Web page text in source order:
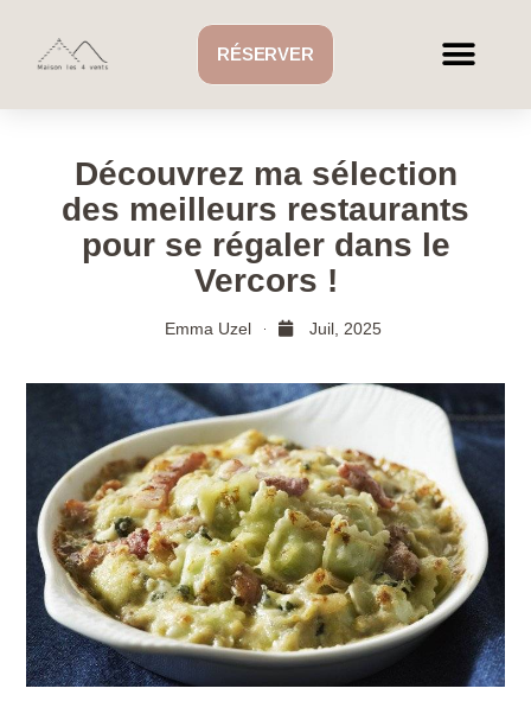
RÉSERVER
Découvrez ma sélection
des meilleurs restaurants
pour se régaler dans le
Vercors !
Emma Uzel Juil, 2025